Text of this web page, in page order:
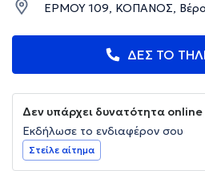
ΕΡΜΟΥ 109, ΚΟΠΑΝΟΣ,
ΔΕΣ ΤΟ
Δεν υπάρχει δυνατότητα
Εκδήλωσε το ενδιαφέρον σου
Στείλε αίτημα